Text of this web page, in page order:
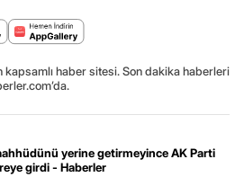
kapsamlı haber sitesi. Son dakika haberleri
yerine getirmeyince AK Parti
girdi - Haberler